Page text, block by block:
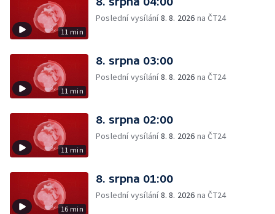
11 min
Poslední vysílání8. 8. 2026 na ČT24
11 min
8. srpna 03:00
Poslední vysílání8. 8. 2026 na ČT24
11 min
8. srpna 02:00
Poslední vysílání8. 8. 2026 na ČT24
16 min
8. srpna 01:00
Poslední vysílání8. 8. 2026 na ČT24